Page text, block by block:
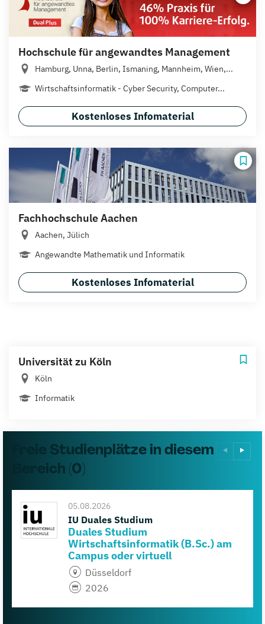
Hochschule für angewandtes Management
Hamburg, Unna, Berlin, Ismaning, Mannheim, Wien,...
Wirtschaftsinformatik - Cyber Security, Computer...
Kostenloses Infomaterial
Fachhochschule Aachen
Aachen, Jülich
Angewandte Mathematik und Informatik
Kostenloses Infomaterial
Universität zu Köln
Köln
Informatik
Freie Studienplätze in diesem
Bereich (0)
05.08.2026
IU Duales Studium
Duales Studium
Wirtschaftsinformatik (B.Sc.) am
Campus oder virtuell
Düsseldorf
2026